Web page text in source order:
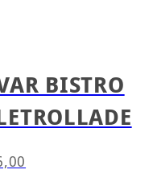
BISTRO